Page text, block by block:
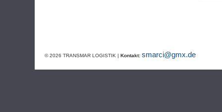
© 2026 TRANSMAR LOGISTIK | Kontakt: smarci@gmx.de